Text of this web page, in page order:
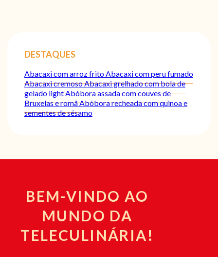
DESTAQUES
Abacaxi com arroz fritoAbacaxi com peru fumado
Abacaxi cremosoAbacaxi grelhado com bola de
gelado lightAbóbora assada com couves de
Bruxelas e romãAbóbora recheada com quinoa e
sementes de sésamo
BEM-VINDO AO
MUNDO DA
TELECULINÁRIA!